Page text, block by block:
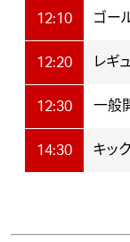
12:10 ゴー
12:20 レギ
12:30 一般
14:30 キッ